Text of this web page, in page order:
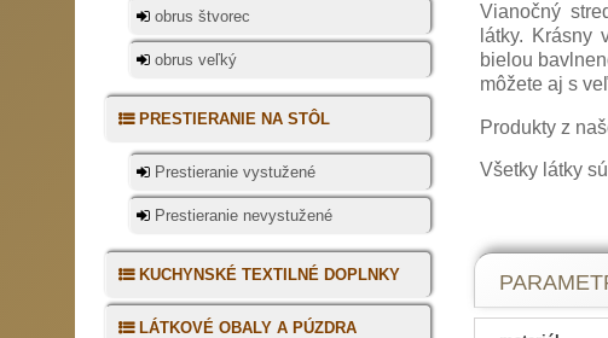
obrus štvorec
obrus veľký
PRESTIERANIE NA STÔL
Prestieranie vystužené
Prestieranie nevystužené
KUCHYNSKÉ TEXTILNÉ DOPLNKY
LÁTKOVÉ OBALY A PÚZDRA
Vianočný
látky. Krásny
bielou
môžete aj s
Produkty z
Všetky látky
Tipy na
TAk ešte